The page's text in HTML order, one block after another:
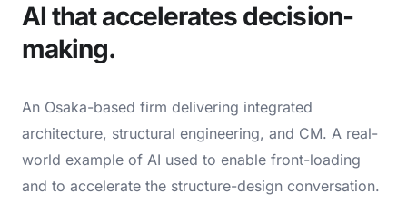
AI that accelerates decision-
making.
An Osaka-based firm delivering integrated
architecture, structural engineering, and CM. A real-
world example of AI used to enable front-loading
and to accelerate the structure-design conversation.